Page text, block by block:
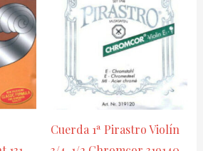
Cuerda 1ª Pirastro Violín